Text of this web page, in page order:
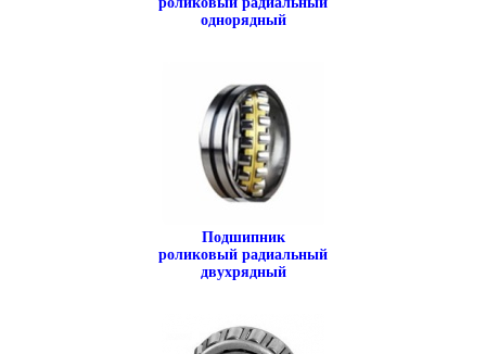
однорядный
Подшипник
роликовый радиальный
двухрядный